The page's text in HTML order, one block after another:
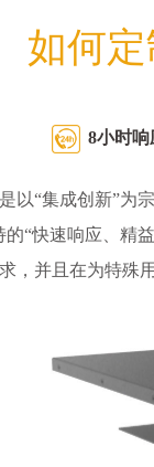
如何
8小时响
以“集成创新”为
“快速响应、精
，并且在为特殊